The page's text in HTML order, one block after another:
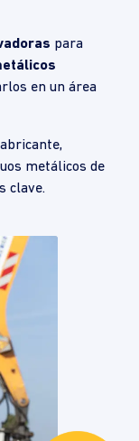
para
en un área
metálicos de
clave.